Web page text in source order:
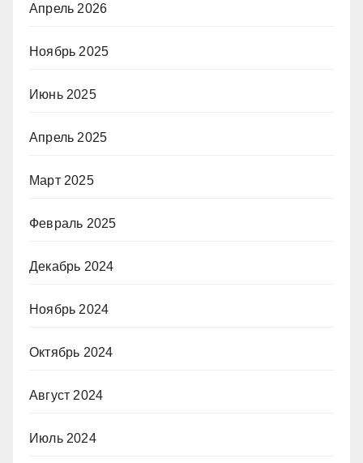
Апрель 2026
Ноябрь 2025
Июнь 2025
Апрель 2025
Март 2025
Февраль 2025
Декабрь 2024
Ноябрь 2024
Октябрь 2024
Август 2024
Июль 2024